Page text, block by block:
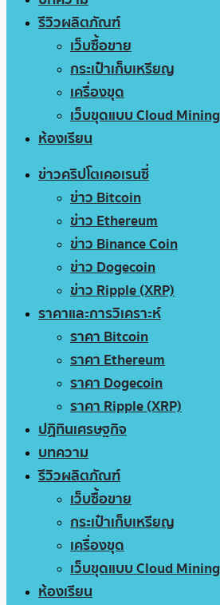
รีวิวผลิตภัณฑ์
เว็บซื้อขาย
กระเป๋าเก็บเหรียญ
เครื่องขุด
เว็บขุดแบบ Cloud Mining
ห้องเรียน
ข่าวคริปโตเคอเรนซี่
ข่าว Bitcoin
ข่าว Ethereum
ข่าว Binance Coin
ข่าว Dogecoin
ข่าว Ripple (XRP)
ราคาและการวิเคราะห์
ราคา Bitcoin
ราคา Ethereum
ราคา Dogecoin
ราคา Ripple (XRP)
ปฏิทินเศรษฐกิจ
บทความ
รีวิวผลิตภัณฑ์
เว็บซื้อขาย
กระเป๋าเก็บเหรียญ
เครื่องขุด
เว็บขุดแบบ Cloud Mining
ห้องเรียน